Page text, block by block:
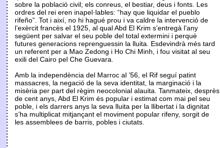
sobre la població civil; els conreus, el bestiar, deus i fonts. Les
ordres del rei eren inapel·lables: “hay que liquidar el pueblo
rifeño”. Tot i així, no hi hagué prou i va caldre la intervenció de
l’exèrcit francès el 1925, al qual Abd El Krim s’entregà l’any
següent per salvar el seu poble del total extermini i perquè
futures generacions reprenguessin la lluita. Esdevindrà més tard
un referent per a Mao Zedong i Ho Chi Minh, i fou visitat al seu
exili del Cairo pel Che Guevara.
Amb la independència del Marroc al ’56, el Rif seguí patint
massacres, la negació de la seva identitat, la marginació i la
misèria per part del règim neocolonial alauita. Tanmateix, desprès
de cent anys, Abd El Krim és popular i estimat com mai pel seu
poble, i els darrers anys la seva lluita per la llibertat i la dignitat
s’ha multiplicat mitjançant el moviment popular rifeny, sorgit de
les assemblees de barris, pobles i ciutats.